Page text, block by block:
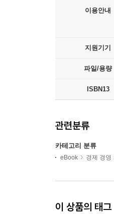
이용안내
지원기기
파일/용량
ISBN13
관련분류
카테고리 분류
eBook 경제 경영
이 상품의 태그